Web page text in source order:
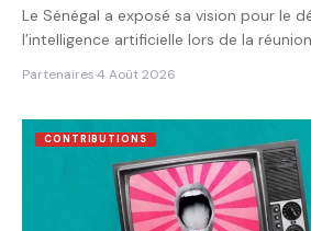
Le Sénégal a exposé sa vision pour le
l’intelligence artificielle lors de la
Partenaires·4 Août 2026
CONTRIBUTIONS